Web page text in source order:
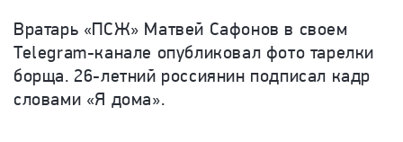
Вратарь «ПСЖ» Матвей Сафонов в своем
Telegram-канале опубликовал фото тарелки
борща.26-летний россиянин подписал кадр
словами «Я дома».